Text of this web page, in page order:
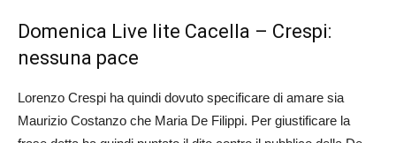
Domenica Live lite Cacella – Crespi:
nessuna pace
Lorenzo Crespi ha quindi dovuto specificare di amare sia
Maurizio Costanzo che Maria De Filippi. Per giustificare la